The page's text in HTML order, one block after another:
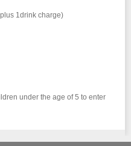
1drink charge)
under the age of 5 to enter